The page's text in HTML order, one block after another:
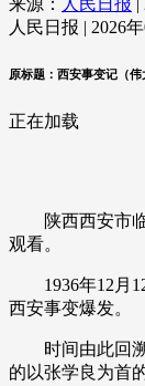
新
财
人民日报 | 2026
原标题：西安事变记（伟
正在加载
陕西西安市临
观看。
1936年12月12
西安事变爆发。
时间由此回溯
的以张学良为首